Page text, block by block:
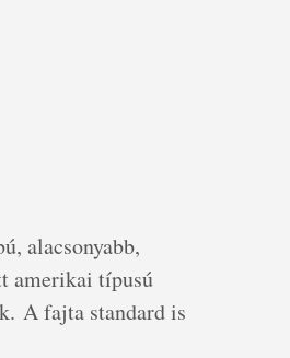
alacsonyabb,
amerikai típusú
A fajta standard is